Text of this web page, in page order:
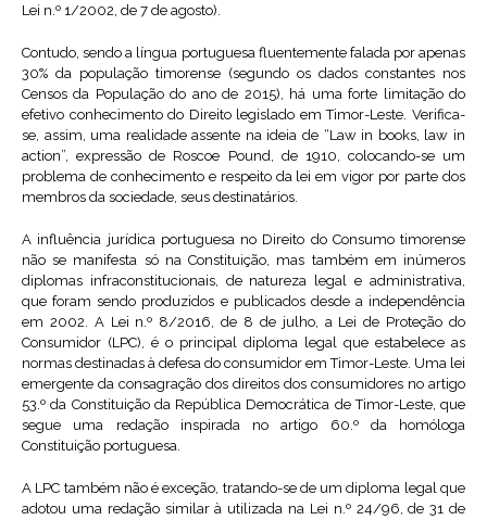
Lei n.º 1/2002, de 7 de agosto).
Contudo, sendo a língua portuguesa fluentemente falada por apenas
30% da população timorense (segundo os dados constantes nos
Censos da População do ano de 2015), há uma forte limitação do
efetivo conhecimento do Direito legislado em Timor-Leste. Verifica-
se, assim, uma realidade assente na ideia de “Law in books, law in
action”, expressão de Roscoe Pound, de 1910, colocando-se um
problema de conhecimento e respeito da lei em vigor por parte dos
membros da sociedade, seus destinatários.
A influência jurídica portuguesa no Direito do Consumo timorense
não se manifesta só na Constituição, mas também em inúmeros
diplomas infraconstitucionais, de natureza legal e administrativa,
que foram sendo produzidos e publicados desde a independência
em 2002. A Lei n.º 8/2016, de 8 de julho, a Lei de Proteção do
Consumidor (LPC), é o principal diploma legal que estabelece as
normas destinadas à defesa do consumidor em Timor-Leste. Uma lei
emergente da consagração dos direitos dos consumidores no artigo
53.º da Constituição da República Democrática de Timor-Leste, que
segue uma redação inspirada no artigo 60.º da homóloga
Constituição portuguesa.
A LPC também não é exceção, tratando-se de um diploma legal que
adotou uma redação similar à utilizada na Lei n.º 24/96, de 31 de